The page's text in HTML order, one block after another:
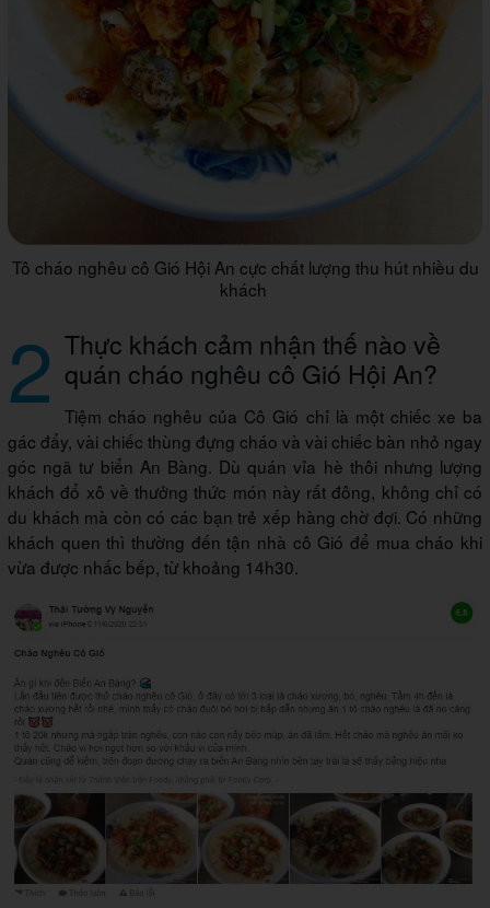
Tô cháo nghêu cô Gió Hội An cực chất lượng thu hút nhiều du
khách
2 Thực khách cảm nhận thế nào về
quán cháo nghêu cô Gió Hội An?
Tiệm cháo nghêu của Cô Gió chỉ là một chiếc xe ba
gác đẩy, vài chiếc thùng đựng cháo và vài chiếc bàn nhỏ ngay
góc ngã tư biển An Bàng. Dù quán vỉa hè thôi nhưng lượng
khách đổ xô về thưởng thức món này rất đông, không chỉ có
du khách mà còn có các bạn trẻ xếp hàng chờ đợi. Có những
khách quen thì thường đến tận nhà cô Gió để mua cháo khi
vừa được nhấc bếp, từ khoảng 14h30.